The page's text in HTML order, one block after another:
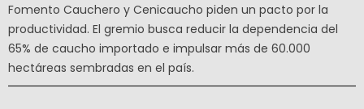
Fomento Cauchero y Cenicaucho piden un pacto por la
productividad. El gremio busca reducir la dependencia del
65% de caucho importado e impulsar más de 60.000
hectáreas sembradas en el país.